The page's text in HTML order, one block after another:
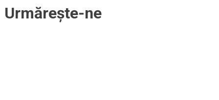
Urmărește-ne